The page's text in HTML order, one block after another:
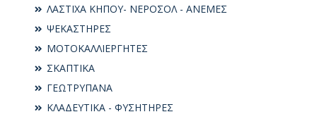
ΛΑΣΤΙΧΑ ΚΗΠΟΥ- ΝΕΡΟΣΟΛ - ΑΝΕΜΕΣ
ΨΕΚΑΣΤΗΡΕΣ
ΜΟΤΟΚΑΛΛΙΕΡΓΗΤΕΣ
ΣΚΑΠΤΙΚΑ
ΓΕΩΤΡΥΠΑΝΑ
ΚΛΑΔΕΥΤΙΚΑ - ΦΥΣΗΤΗΡΕΣ